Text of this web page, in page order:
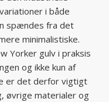
i både
spændes fra det
minimalistiske.
Yorker gulv i praksis
og ikke kun af
er det derfor vigtigt
øvrige materialer og